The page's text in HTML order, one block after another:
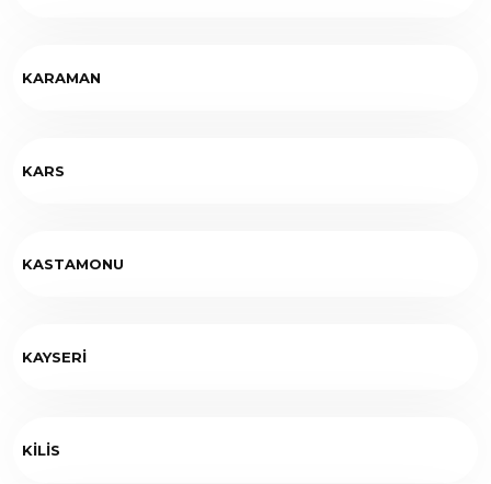
KARAMAN
KARS
KASTAMONU
KAYSERİ
KİLİS